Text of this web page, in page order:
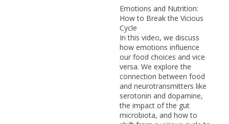
Emotions and Nutrition:
How to Break the Vicious
Cycle
In this video, we discuss
how emotions influence
our food choices and vice
versa. We explore the
connection between food
and neurotransmitters like
serotonin and dopamine,
the impact of the gut
microbiota, and how to